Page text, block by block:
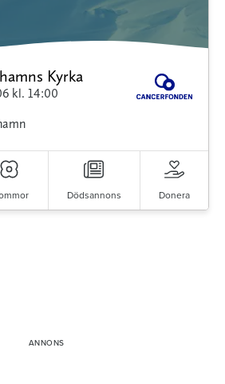
Kyrka
kl. 14:00
Dödsannons Donera